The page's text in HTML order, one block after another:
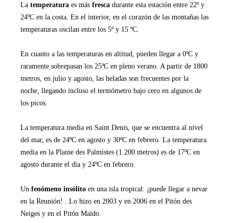
La temperatura es más fresca durante esta estación entre 22º y
24ºC en la costa. En el interior, en el corazón de las montañas las
temperaturas oscilan entre los 5º y 15 ºC.
En cuanto a las temperaturas en altitud, pueden llegar a 0ºC y
raramente sobrepasan los 25ºC en pleno verano. A partir de 1800
metros, en julio y agosto, las heladas son frecuentes por la
noche, llegando incluso el termómetro bajo cero en algunos de
los picos.
La temperatura media en Saint Denis, que se encuentra al nivel
del mar, es de 24ºC en agosto y 30ºC en febrero. La temperatura
media en la Plaine des Palmistes (1.200 metros) es de 17ºC en
agosto durante el día y 24ºC en febrero.
Un fenómeno insólito en una isla tropical: ¡puede llegar a nevar
en la Reunión! . Lo hizo en 2003 y en 2006 en el Pitón des
Neiges y en el Pitón Maïdo.